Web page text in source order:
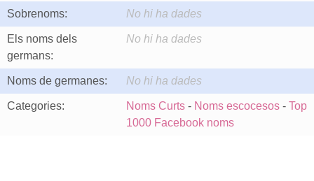
Sobrenoms: No hi ha dades
Els noms dels
germans:
No hi ha dades
Noms de germanes: No hi ha dades
Categories: Noms Curts - Noms escocesos - Top
1000 Facebook noms